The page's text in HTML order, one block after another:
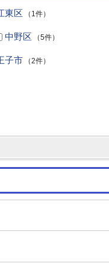
東区 （1件）
中野区 （5件）
子市 （2件）